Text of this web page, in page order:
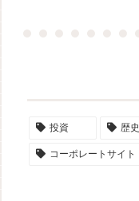
投資 歴史
コーポレートサイト